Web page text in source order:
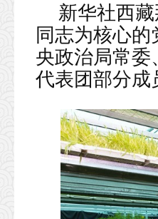
新华社西
同志为核心
央政治局常委
代表团部分成